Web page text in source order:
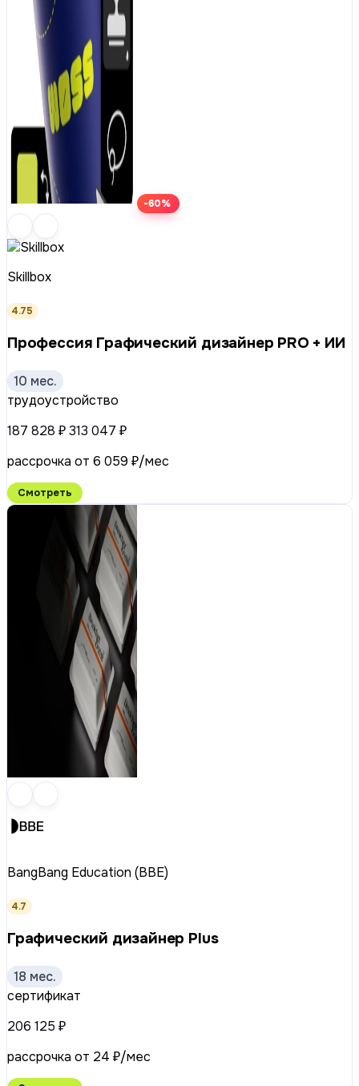
-60%
Skillbox
4.75
Профессия Графический дизайнер PRO + ИИ
10 мес.
трудоустройство
187 828 ₽313 047 ₽
рассрочка от 6 059 ₽/мес
Смотреть
BangBang Education (BBE)
4.7
Графический дизайнер Plus
18 мес.
сертификат
206 125 ₽
рассрочка от 24 ₽/мес